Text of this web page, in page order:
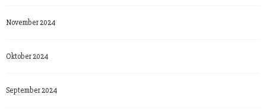
November 2024
Oktober 2024
September 2024